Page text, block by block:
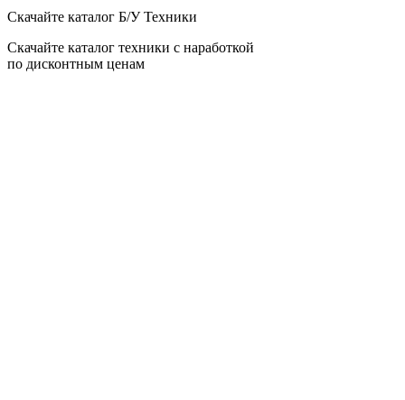
Скачайте каталог Б/У Техники
Скачайте каталог техники с наработкой
по дисконтным ценам